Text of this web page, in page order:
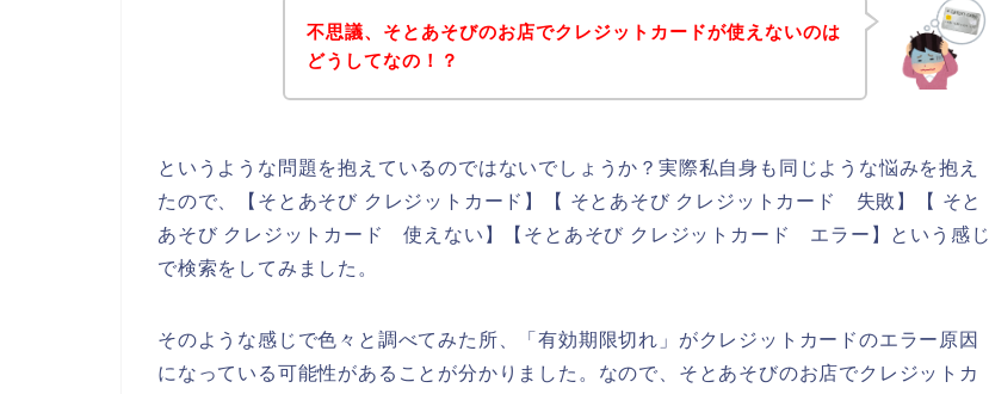
不思議、そとあそびのお店でクレジットカードが使えないのは
どうしてなの！？
というような問題を抱えているのではないでしょうか？実際私自身も同じような悩みを抱え
たので、【そとあそび クレジットカード】【 そとあそび クレジットカード 失敗】【 そと
あそび クレジットカード 使えない】【そとあそび クレジットカード エラー】という感じ
で検索をしてみました。
そのような感じで色々と調べてみた所、「有効期限切れ」がクレジットカードのエラー原因
になっている可能性があることが分かりました。なので、そとあそびのお店でクレジットカ